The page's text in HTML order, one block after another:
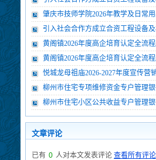
肇庆市技师学院2026年教学及日常
引入社会合作方成立合资工程设备
黄阁镇2026年度高企培育认定全流
黄阁镇2026年度高企培育认定全流
悦城龙母祖庙2026-2027年度宣传营
柳州市住宅专项维修资金专户管理
柳州市住宅小区公共收益专户管理
文章评论
已有 0 人对本文发表评论 查看所有评论